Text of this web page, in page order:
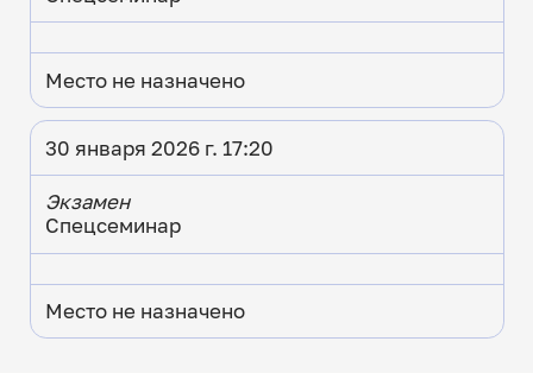
Место не назначено
30 января 2026 г. 17:20
Экзамен
Спецсеминар
Место не назначено